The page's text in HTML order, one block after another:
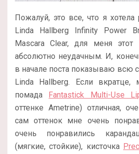
Пожалуй, это все, что я хотела
Linda Hallberg Infinity Power
Mascara Clear, для меня этот
абсолютно неудачным. И,
в начале поста показываю всю
Linda Hallberg. Если вкратце,
помада
Fantastick Multi-Use
оттенке Ametrine) отличная,
сам оттенок мне очень
очень понравились
(мягкие, стойкие), кисточка